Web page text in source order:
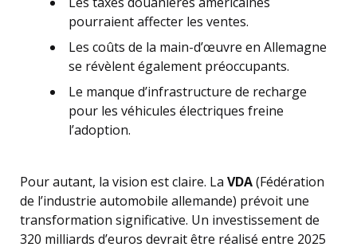
pourraient affecter les ventes.
Les coûts de la main-d’œuvre en Allemagne
se révèlent également préoccupants.
Le manque d’infrastructure de recharge
pour les véhicules électriques freine
l’adoption.
Pour autant, la vision est claire. La VDA(Fédération
de l’industrie automobile allemande) prévoit une
transformation significative. Un investissement de
320 milliards d’euros devrait être réalisé entre 2025